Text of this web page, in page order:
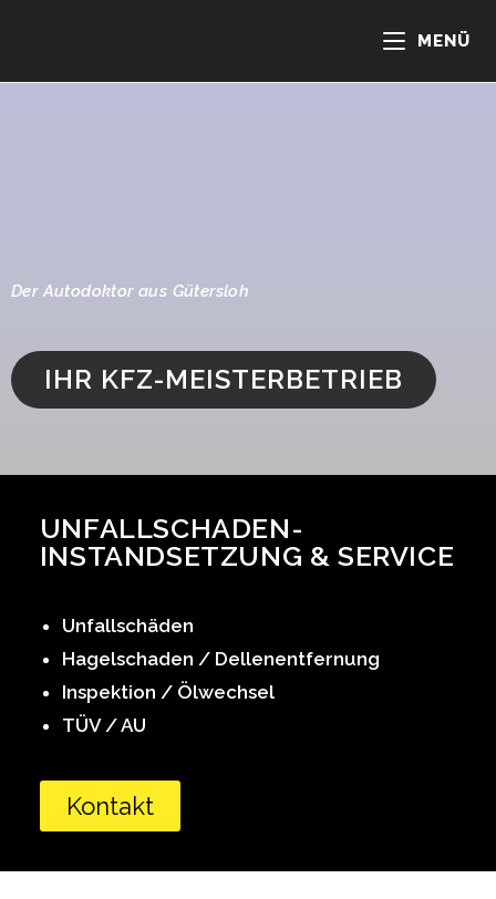
MENÜ
Der Autodoktor aus Gütersloh
IHR KFZ-MEISTERBETRIEB
UNFALLSCHADEN-
INSTANDSETZUNG & SERVICE
Unfallschäden
Hagelschaden / Dellenentfernung
Inspektion / Ölwechsel
TÜV / AU
Kontakt